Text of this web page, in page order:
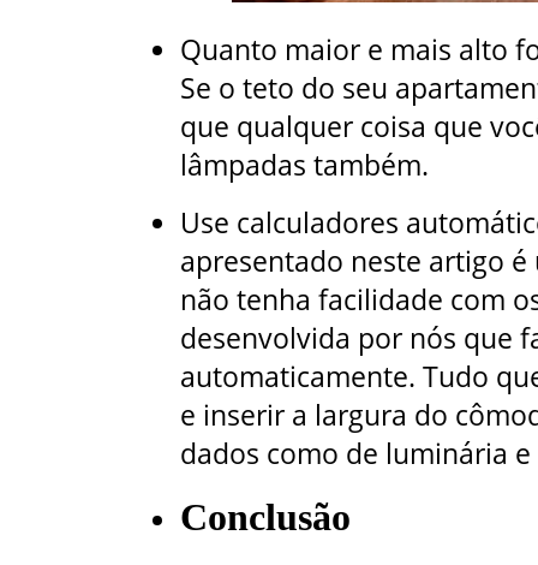
Quanto maior e mais alto
Se o teto do seu
que qualquer coisa que
lâmpadas também.
Use calculadores
apresentado neste artigo
não tenha facilidade com
desenvolvida por nós que
automaticamente. Tudo
e inserir a largura do
dados como de luminária
Conclusão